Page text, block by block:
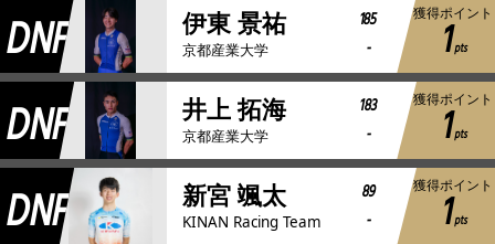
DNF 伊東 景祐
京都産業大学
185
-
獲得ポイント
1pts
DNF 井上 拓海
京都産業大学
183
-
獲得ポイント
1pts
DNF 新宮 颯太
KINAN Racing Team
89
-
獲得ポイント
1pts